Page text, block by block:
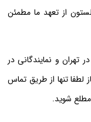
از تعهد ما مطمئن
۵ عامل فروش در تهران و نمایندگانی در
تنها از طریق تماس
شوید.